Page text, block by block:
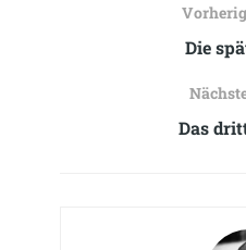
Die
Das